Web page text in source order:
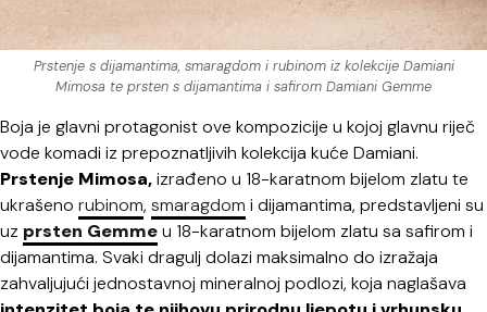
Prstenje s dijamantima, smaragdom i rubinom iz kolekcije Damiani
Mimosa te prsten s dijamantima i safirom Damiani Gemme
Boja je glavni protagonist ove kompozicije u kojoj glavnu riječ
vode komadi iz prepoznatljivih kolekcija kuće Damiani.
Prstenje Mimosa,izrađeno u 18-karatnom bijelom zlatu te
ukrašeno rubinom, smaragdom i dijamantima, predstavljeni su
uz prsten Gemmeu 18-karatnom bijelom zlatu sa safirom i
dijamantima. Svaki dragulj dolazi maksimalno do izražaja
zahvaljujući jednostavnoj mineralnoj podlozi, koja naglašava